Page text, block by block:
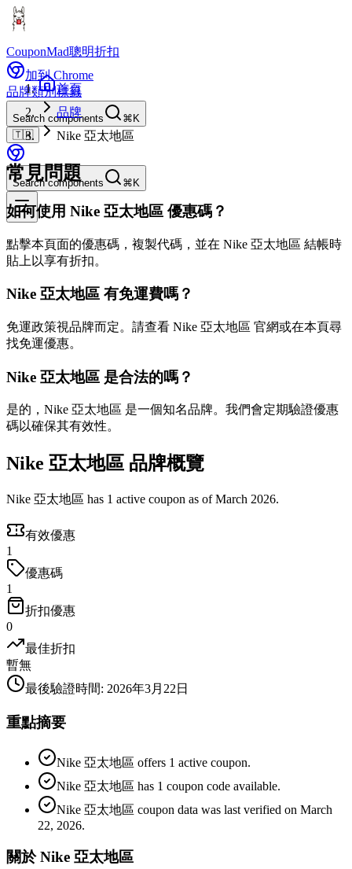
CouponMad聰明折扣
加到 Chrome
品牌類別標籤
Search components
⌘K
🇹🇼
Search components ⌘K
首頁
品牌
Nike 亞太地區
常見問題
如何使用 Nike 亞太地區 優惠碼？
點擊本頁面的優惠碼，複製代碼，並在 Nike 亞太地區 結帳時
貼上以享有折扣。
Nike 亞太地區 有免運費嗎？
免運政策視品牌而定。請查看 Nike 亞太地區 官網或在本頁尋
找免運優惠。
Nike 亞太地區 是合法的嗎？
是的，Nike 亞太地區 是一個知名品牌。我們會定期驗證優惠
碼以確保其有效性。
Nike 亞太地區 品牌概覽
Nike 亞太地區 has 1 active coupon as of March 2026.
有效優惠
1
優惠碼
1
折扣優惠
0
最佳折扣
暫無
最後驗證時間: 2026年3月22日
重點摘要
Nike 亞太地區 offers 1 active coupon.
Nike 亞太地區 has 1 coupon code available.
Nike 亞太地區 coupon data was last verified on March
22, 2026.
關於 Nike 亞太地區